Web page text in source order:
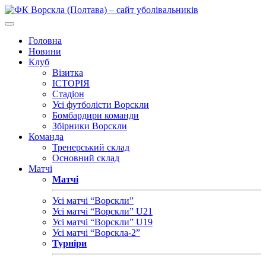
Головна
Новини
Клуб
Візитка
ІСТОРІЯ
Стадіон
Усі футболісти Ворскли
Бомбардири команди
Збірники Ворскли
Команда
Тренерський склад
Основний склад
Матчі
Матчі
Усі матчі “Ворскли”
Усі матчі “Ворскли” U21
Усі матчі “Ворскли” U19
Усі матчі “Ворскла-2”
Турніри